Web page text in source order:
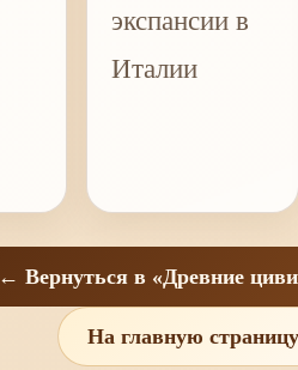
экспансии в
Италии
← Вернуться в «Древние
На главную страницу